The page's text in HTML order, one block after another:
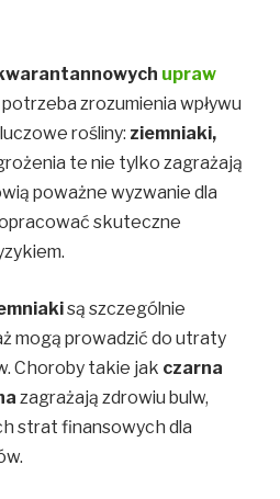
upraw
zrozumienia wpływu
rośliny: ziemniaki,
te nie tylko zagrażają
poważne wyzwanie dla
skuteczne
są szczególnie
mogą prowadzić do utraty
Choroby takie jak czarna
zagrażają zdrowiu bulw,
strat finansowych dla